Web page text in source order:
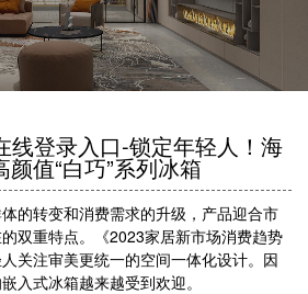
线登录入口-锁定年轻人！海
颜值“白巧”系列冰箱
的转变和消费需求的升级，产品迎合市
双重特点。《2023家居新市场消费趋势
关注审美更统一的空间一体化设计。因
入式冰箱越来越受到欢迎。